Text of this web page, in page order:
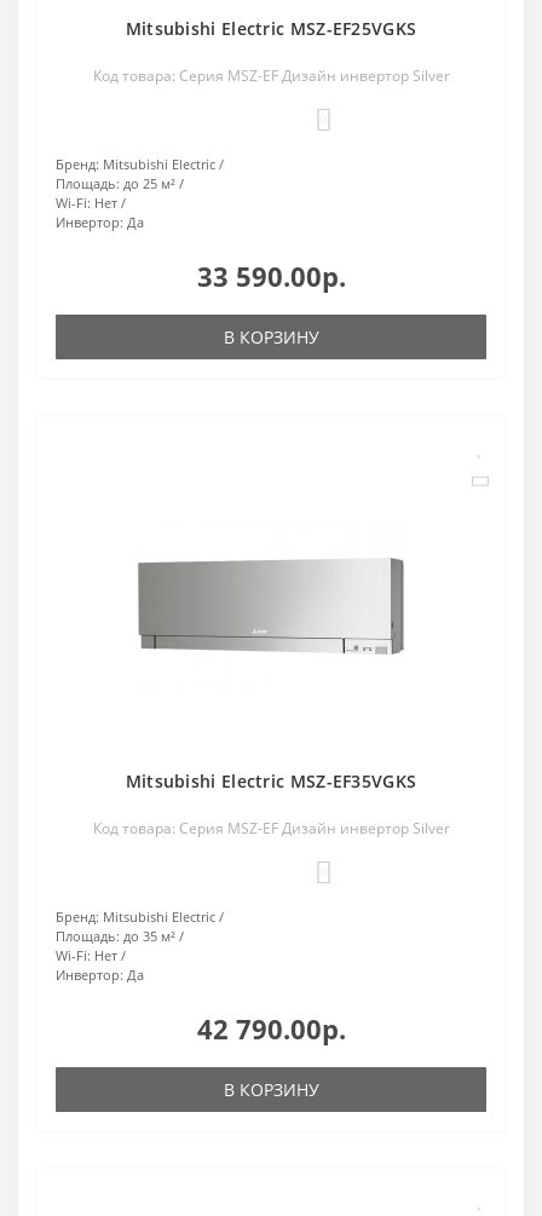
Mitsubishi Electric MSZ-EF25VGKS
Код товара: Серия MSZ-EF Дизайн инвертор Silver
Бренд: Mitsubishi Electric
Площадь: до 25 м²
Wi-Fi: Нет
Инвертор: Да
33 590.00р.
В КОРЗИНУ
Mitsubishi Electric MSZ-EF35VGKS
Код товара: Серия MSZ-EF Дизайн инвертор Silver
Бренд: Mitsubishi Electric
Площадь: до 35 м²
Wi-Fi: Нет
Инвертор: Да
42 790.00р.
В КОРЗИНУ